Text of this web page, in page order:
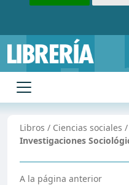
Libros / Ciencias sociales /
Investigaciones
A la página anterior